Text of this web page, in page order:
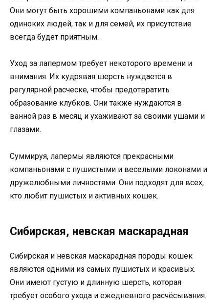
Они могут быть хорошими компаньонами как для
одиноких людей, так и для семей, их присутствие
всегда будет приятным.
Уход за лапермом требует некоторого времени и
внимания. Их кудрявая шерсть нуждается в
регулярной расческе, чтобы предотвратить
образование клубков. Они также нуждаются в
ванной раз в месяц и ухаживают за своими ушами и
глазами.
Суммируя, лапермы являются прекрасными
компаньонами с пушистыми и веселыми локонами и
дружелюбными личностями. Они подходят для всех,
кто любит пушистых и активных кошек.
Сибирская, невская маскарадная
Сибирская и невская маскарадная породы кошек
являются одними из самых пушистых и красивых.
Они имеют густую и длинную шерсть, которая
требует особого ухода и ежедневного расчёсывания.